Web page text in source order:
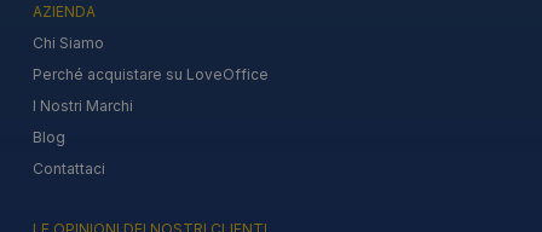
AZIENDA
Chi Siamo
Perché acquistare su LoveOffice
I Nostri Marchi
Blog
Contattaci